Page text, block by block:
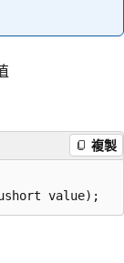
複製
value);